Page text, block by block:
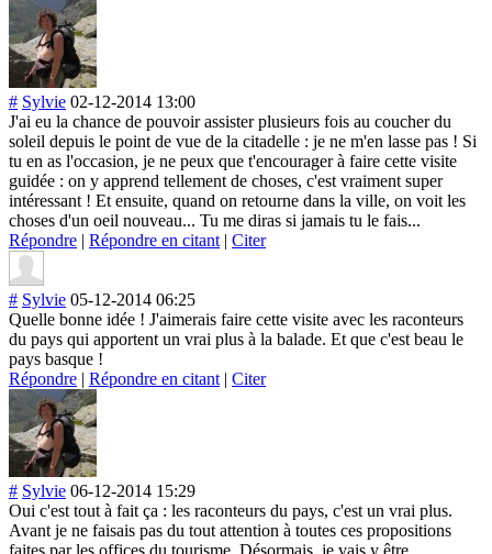
# Sylvie 02-12-2014 13:00
J'ai eu la chance de pouvoir assister plusieurs fois au coucher du
soleil depuis le point de vue de la citadelle : je ne m'en lasse pas ! Si
tu en as l'occasion, je ne peux que t'encourager à faire cette visite
guidée : on y apprend tellement de choses, c'est vraiment super
intéressant ! Et ensuite, quand on retourne dans la ville, on voit les
choses d'un oeil nouveau... Tu me diras si jamais tu le fais...
Répondre | Répondre en citant | Citer
# Sylvie 05-12-2014 06:25
Quelle bonne idée ! J'aimerais faire cette visite avec les raconteurs
du pays qui apportent un vrai plus à la balade. Et que c'est beau le
pays basque !
Répondre | Répondre en citant | Citer
# Sylvie 06-12-2014 15:29
Oui c'est tout à fait ça : les raconteurs du pays, c'est un vrai plus.
Avant je ne faisais pas du tout attention à toutes ces propositions
faites par les offices du tourisme. Désormais, je vais y être